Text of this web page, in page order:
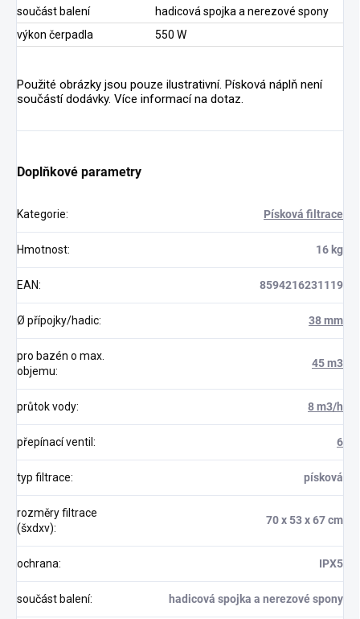
součást balení
hadicová spojka a nerezové spony
výkon čerpadla
550 W
Použité obrázky jsou pouze ilustrativní. Písková náplň není
součástí dodávky. Více informací na dotaz.
Doplňkové parametry
Kategorie: Písková filtrace
Hmotnost: 16 kg
EAN: 8594216231119
Ø přípojky/hadic: 38 mm
pro bazén o max.
objemu:
45 m3
průtok vody: 8 m3/h
přepínací ventil : 6
typ filtrace: písková
rozměry filtrace
(šxdxv):
70 x 53 x 67 cm
ochrana: IPX5
součást balení: hadicová spojka a nerezové spony